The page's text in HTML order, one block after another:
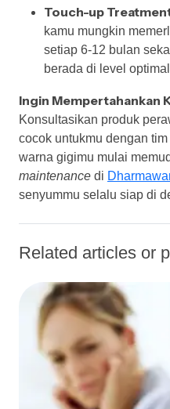
Touch-up
kamu mungkin
setiap 6-12 bulan
berada di level
Ingin Mempertahankan
Konsultasikan produk
cocok untukmu dengan
warna gigimu mulai
maintenance di
senyummu selalu siap di
Related articles or